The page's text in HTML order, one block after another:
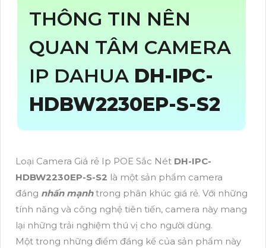
THÔNG TIN NÊN
QUAN TÂM CAMERA
IP DAHUA DH-IPC-
HDBW2230EP-S-S2
Loại Camera Giá rẻ Ip POE Sắc Nét DH-IPC-
HDBW2230EP-S-S2 là một sản phẩm camera
đáng nhấn mạnhtrong phân khúc giá rẻ. Với những
tính năng và công nghệ tiên tiến, camera này mang
lại những trải nghiệm thú vị cho người dùng.
Một trong những điểm đáng kể của sản phẩm này